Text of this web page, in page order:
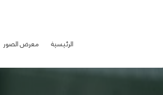
الرئيسية معرض الصور